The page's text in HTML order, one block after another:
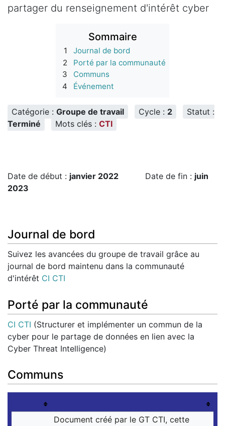
partager du renseignement d'intérêt cyber
Sommaire
1
Journal de bord
2
Porté par la communauté
3
Communs
4
Événement
Catégorie : Groupe de travail Cycle : 2
Statut :
Terminé
Mots clés : CTI
Date de début : janvier 2022 Date de fin : juin
2023
Journal de bord
Suivez les avancées du groupe de travail grâce au
journal de bord maintenu dans la communauté
d'intérêt CI CTI
Porté par la communauté
CI CTI (Structurer et implémenter un commun de la
cyber pour le partage de données en lien avec la
Cyber Threat Intelligence)
Communs
Document créé par le GT CTI, cette